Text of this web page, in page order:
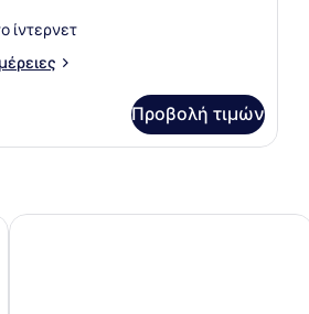
ίντερνετ
Προβολή τιμών
Elbhotel Bad Schandau